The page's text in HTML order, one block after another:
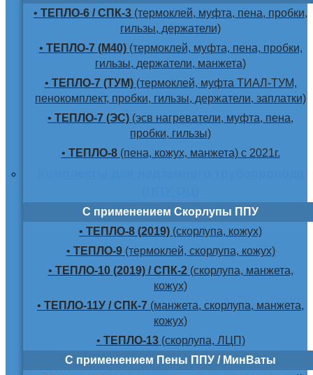
• ТЕПЛО-6 / СПК-3 (термоклей, муфта, пена, пробки,
гильзы, держатели)
• ТЕПЛО-7 (М40)(термоклей, муфта, пена, пробки,
гильзы, держатели, манжета)
• ТЕПЛО-7 (ТУМ)(термоклей, муфта ТИАЛ-ТУМ,
пенокомплект, пробки, гильзы, держатели, заплатки)
• ТЕПЛО-7 (ЭС) (эсв нагреватели, муфта, пена,
пробки, гильзы)
• ТЕПЛО-8(пена, кожух, манжета) с 2021г.
С применением Скорлупы ППУ
• ТЕПЛО-8 (2019) (скорлупа, кожух)
• ТЕПЛО-9(термоклей, скорлупа, кожух)
• ТЕПЛО-10 (2019) / СПК-2(скорлупа, манжета,
кожух)
• ТЕПЛО-11У / СПК-7 (манжета, скорлупа, манжета,
кожух)
• ТЕПЛО-13(скорлупа, ЛЦП)
С применением Пены ППУ / МинВаты